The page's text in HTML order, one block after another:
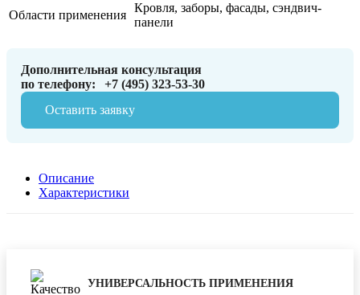
Области применения
Кровля, заборы, фасады, сэндвич-
панели
Дополнительная консультация
по телефону:
+7 (495) 323-53-30
Оставить заявку
Описание
Характеристики
УНИВЕРСАЛЬНОСТЬ ПРИМЕНЕНИЯ